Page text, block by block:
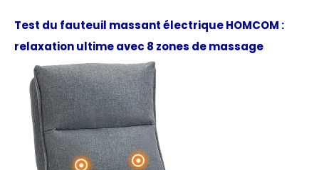
Test du fauteuil massant électrique HOMCOM :
relaxation ultime avec 8 zones de massage